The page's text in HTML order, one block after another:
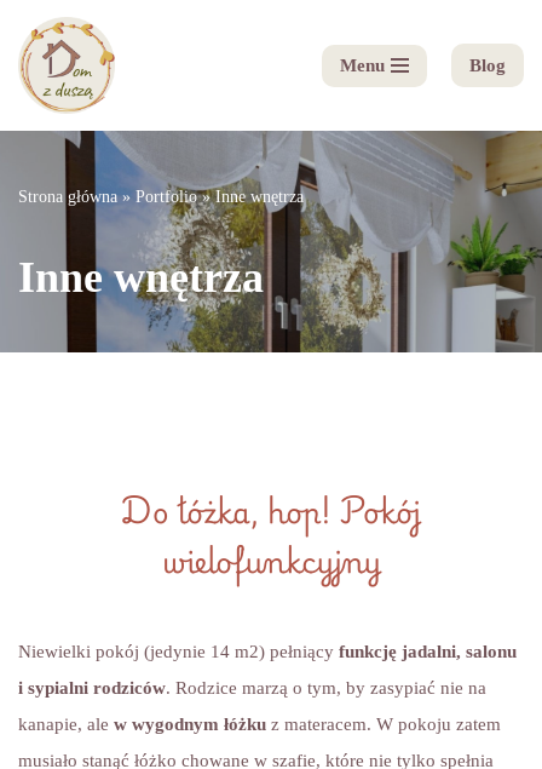
Przejdź
do
Menu Blog
Strona główna» Portfolio»Inne wnętrza
Inne wnętrza
Do łóżka, hop! Pokój
wielofunkcyjny
Niewielki pokój (jedynie 14 m2) pełniący funkcję jadalni, salonu
i sypialni rodziców. Rodzice marzą o tym, by zasypiać nie na
kanapie, ale w wygodnym łóżku z materacem. W pokoju zatem
musiało stanąć łóżko chowane w szafie, które nie tylko spełnia